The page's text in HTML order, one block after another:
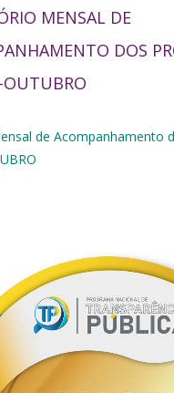
MENSAL DE
DOS
OUTUBRO
de Acompanhamento